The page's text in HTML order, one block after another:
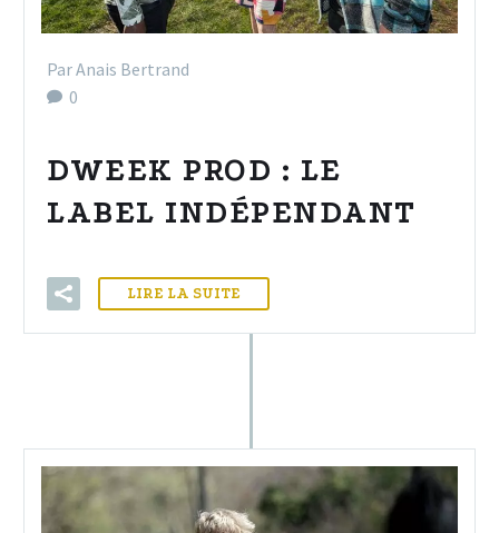
Par Anais Bertrand
0
DWEEK PROD : LE
LABEL INDÉPENDANT
LIRE LA SUITE